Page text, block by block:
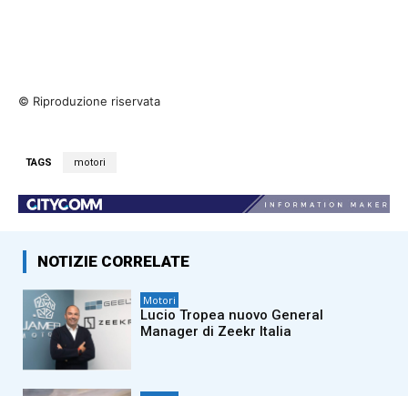
© Riproduzione riservata
TAGS motori
NOTIZIE CORRELATE
Motori
Lucio Tropea nuovo General
Manager di Zeekr Italia